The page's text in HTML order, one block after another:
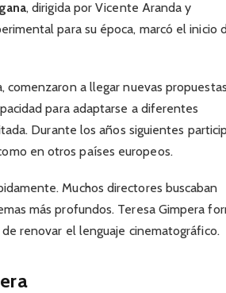
, dirigida por Vicente Aranda y
para su época, marcó el inicio
comenzaron a llegar nuevas
para adaptarse a diferentes
Durante los años siguientes
en otros países europeos.
Muchos directores buscaban
más profundos. Teresa Gimpera
renovar el lenguaje cinematográfico.